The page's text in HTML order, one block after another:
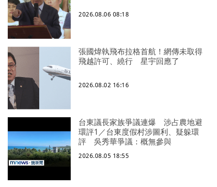
2026.08.06 08:18
張國煒執飛布拉格首航！網傳未取得
飛越許可、繞行 星宇回應了
2026.08.02 16:16
台東議長家族爭議連爆 涉占農地避
環評1／台東度假村涉圖利、疑躲環
評 吳秀華爭議：概無參與
2026.08.05 18:55